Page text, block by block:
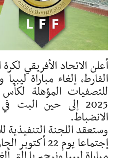
أعلن الاتحاد الأفريقي
الفارط، إلغاء مباراة
للتصفيات المؤهلة
2025 إلى حين
الانضباط.
وستعقد اللجنة التنفيذية
إجتماعا يوم